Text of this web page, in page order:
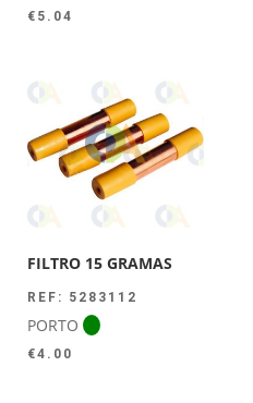
€ 5.04
FILTRO 15 GRAMAS
REF: 5283112
PORTO
€4.00